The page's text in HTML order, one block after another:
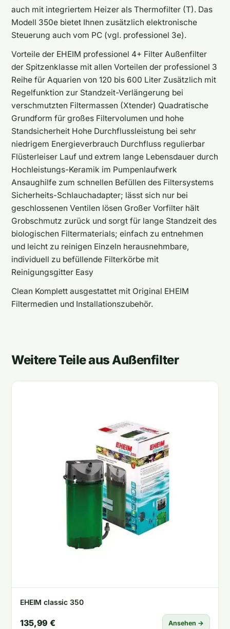
auch mit integriertem Heizer als Thermofilter (T). Das
Modell 350e bietet Ihnen zusätzlich elektronische
Steuerung auch vom PC (vgl. professionel 3e).
Vorteile der EHEIM professionel 4+ Filter Außenfilter
der Spitzenklasse mit allen Vorteilen der professionel 3
Reihe für Aquarien von 120 bis 600 Liter Zusätzlich mit
Regelfunktion zur Standzeit-Verlängerung bei
verschmutzten Filtermassen (Xtender) Quadratische
Grundform für großes Filtervolumen und hohe
Standsicherheit Hohe Durchflussleistung bei sehr
niedrigem Energieverbrauch Durchfluss regulierbar
Flüsterleiser Lauf und extrem lange Lebensdauer durch
Hochleistungs-Keramik im Pumpenlaufwerk
Ansaughilfe zum schnellen Befüllen des Filtersystems
Sicherheits-Schlauchadapter; lässt sich nur bei
geschlossenen Ventilen lösen Großer Vorfilter hält
Grobschmutz zurück und sorgt für lange Standzeit des
biologischen Filtermaterials; einfach zu entnehmen
und leicht zu reinigen Einzeln herausnehmbare,
individuell zu befüllende Filterkörbe mit
Reinigungsgitter Easy
Clean Komplett ausgestattet mit Original EHEIM
Filtermedien und Installationszubehör.
Weitere Teile aus Außenfilter
EHEIM classic 350
135,99 € Ansehen →